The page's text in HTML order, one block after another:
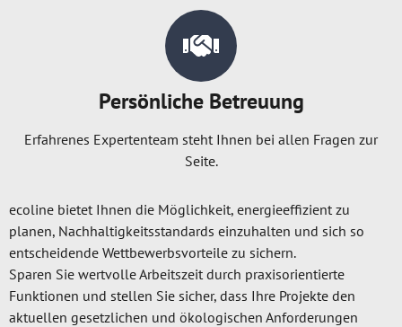
Persönliche Betreuung
Erfahrenes Expertenteam steht Ihnen bei allen Fragen zur
Seite.
ecoline bietet Ihnen die Möglichkeit, energieeffizient zu
planen, Nachhaltigkeitsstandards einzuhalten und sich so
entscheidende Wettbewerbsvorteile zu sichern.
Sparen Sie wertvolle Arbeitszeit durch praxisorientierte
Funktionen und stellen Sie sicher, dass Ihre Projekte den
aktuellen gesetzlichen und ökologischen Anforderungen